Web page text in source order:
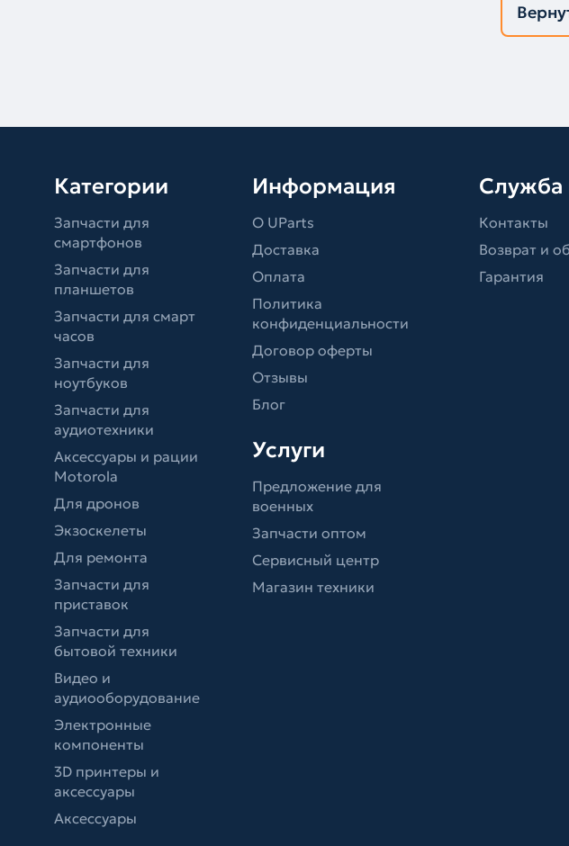
Категории
Запчасти для
смартфонов
Запчасти для
планшетов
Запчасти для смарт
часов
Запчасти для
ноутбуков
Запчасти для
аудиотехники
Аксессуары и рации
Motorola
Для дронов
Экзоскелеты
Для ремонта
Запчасти для
приставок
Запчасти для
бытовой техники
Видео и
аудиооборудование
Электронные
компоненты
3D принтеры и
аксессуары
Аксессуары
Информация
О UParts
Доставка
Оплата
Политика
конфиденциальности
Договор оферты
Отзывы
Блог
Услуги
Предложение для
военных
Запчасти оптом
Сервисный центр
Магазин техники
Контакты
Возврат и
Гарантия